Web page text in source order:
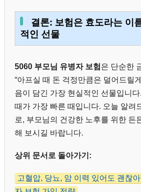
결론: 보험은 효도라는 이
적인 선물
5060 부모님 유병자 보험 은 단순한
“아프실 때 돈 걱정만큼은 덜어드릴
음이 담긴 가장 현실적인 선물입니
때가 가장 빠른 때입니다. 오늘 알려
로, 부모님의 건강한 노후를 위한 든
해 보시길 바랍니다.
상위 문서로 돌아가기:
고혈압, 당뇨, 암 이력 있어도 괜찮